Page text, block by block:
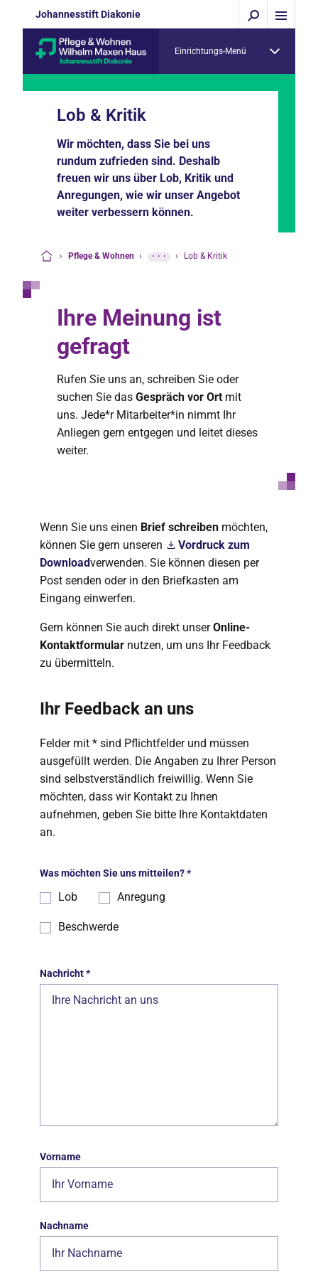
Johannesstift Diakonie
Einrichtungs-Menü
Lob & Kritik
Wir möchten, dass Sie bei uns
rundum zufrieden sind. Deshalb
freuen wir uns über Lob, Kritik und
Anregungen, wie wir unser Angebot
weiter verbessern können.
› Pflege & Wohnen › ··· › Lob & Kritik
Ihre Meinung ist
gefragt
Rufen Sie uns an, schreiben Sie oder
suchen Sie das Gespräch vor Ort mit
uns. Jede*r Mitarbeiter*in nimmt Ihr
Anliegen gern entgegen und leitet dieses
weiter.
Wenn Sie uns einen Brief schreiben möchten,
können Sie gern unseren
Vordruck zum
Downloadverwenden. Sie können diesen per
Post senden oder in den Briefkasten am
Eingang einwerfen.
Gern können Sie auch direkt unserOnline-
Kontaktformular nutzen, um uns Ihr Feedback
zu übermitteln.
Ihr Feedback an uns
Felder mit * sind Pflichtfelder und müssen
ausgefüllt werden. Die Angaben zu Ihrer Person
sind selbstverständlich freiwillig. Wenn Sie
möchten, dass wir Kontakt zu Ihnen
aufnehmen, geben Sie bitte Ihre Kontaktdaten
an.
Was möchten Sie uns mitteilen?*
Lob Anregung
Beschwerde
Nachricht*
Vorname
Nachname